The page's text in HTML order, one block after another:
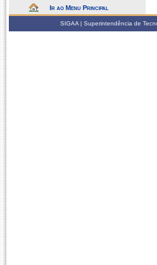
Ir ao Menu Principal
SIGAA | Superintendência de